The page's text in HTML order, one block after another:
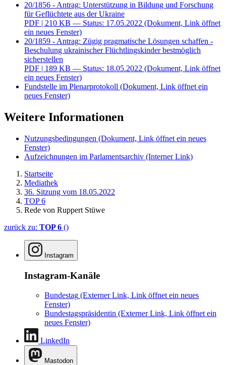
20/1856 - Antrag: Unterstützung in Bildung und Forschung
für Geflüchtete aus der Ukraine
PDF | 210 KB — Status: 17.05.2022 (Dokument, Link öffnet
ein neues Fenster)
20/1859 - Antrag: Zügig pragmatische Lösungen schaffen -
Beschulung ukrainischer Flüchtlingskinder bestmöglich
sicherstellen
PDF | 189 KB — Status: 18.05.2022 (Dokument, Link öffnet
ein neues Fenster)
Fundstelle im Plenarprotokoll (Dokument, Link öffnet ein
neues Fenster)
Weitere Informationen
Nutzungsbedingungen (Dokument, Link öffnet ein neues
Fenster)
Aufzeichnungen im Parlamentsarchiv (Interner Link)
Startseite
Mediathek
36. Sitzung vom 18.05.2022
TOP 6
Rede von Ruppert Stüwe
zurück zu: TOP 6 ()
Instagram
Instagram-Kanäle
Bundestag (Externer Link, Link öffnet ein neues
Fenster)
Bundestagspräsidentin (Externer Link, Link öffnet ein
neues Fenster)
LinkedIn
Mastodon